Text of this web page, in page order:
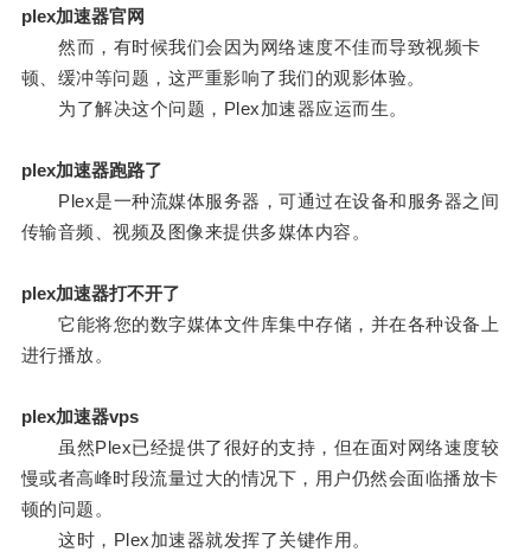
plex加速器官网
然而，有时候我们会因为网络速度不佳而导致视频卡
顿、缓冲等问题，这严重影响了我们的观影体验。
为了解决这个问题，Plex加速器应运而生。
plex加速器跑路了
Plex是一种流媒体服务器，可通过在设备和服务器之间
传输音频、视频及图像来提供多媒体内容。
plex加速器打不开了
它能将您的数字媒体文件库集中存储，并在各种设备上
进行播放。
plex加速器vps
虽然Plex已经提供了很好的支持，但在面对网络速度较
慢或者高峰时段流量过大的情况下，用户仍然会面临播放卡
顿的问题。
这时，Plex加速器就发挥了关键作用。